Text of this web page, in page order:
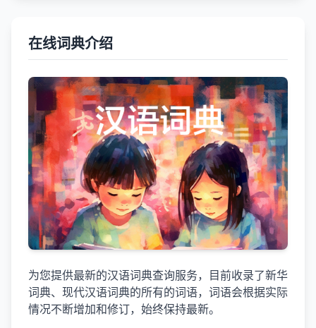
在线词典介绍
为您提供最新的汉语词典查询服务，目前收录了新华
词典、现代汉语词典的所有的词语，词语会根据实际
情况不断增加和修订，始终保持最新。